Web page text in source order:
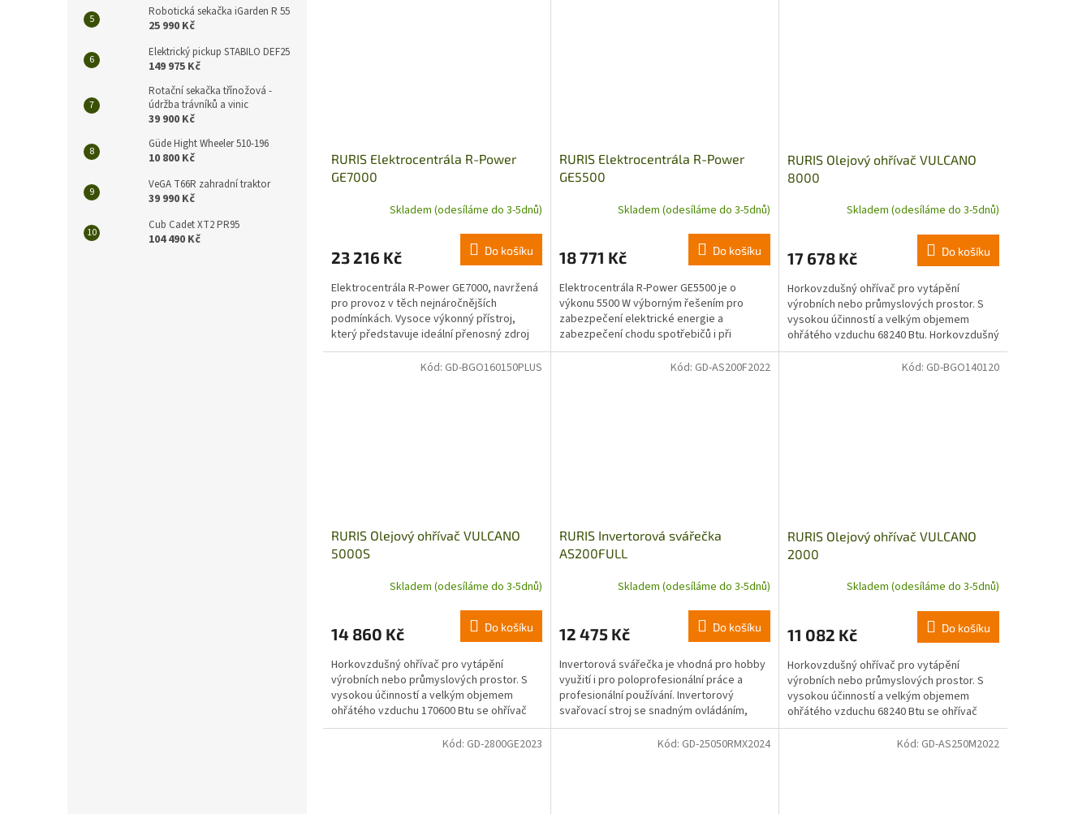
Robotická sekačka iGarden R 55
25 990 Kč
Elektrický pickup STABILO DEF25
149 975 Kč
Rotační sekačka třínožová -
údržba trávníků a vinic
39 900 Kč
Güde Hight Wheeler 510-196
10 800 Kč
VeGA T66R zahradní traktor
39 990 Kč
Cub Cadet XT2 PR95
104 490 Kč
RURIS Elektrocentrála R-Power
GE7000
Skladem (odesíláme do 3-5dnů)
23 216 Kč Do košíku
Elektrocentrála R-Power GE7000, navržená
pro provoz v těch nejnáročnějších
podmínkách. Vysoce výkonný přístroj,
který představuje ideální přenosný zdroj
energie pro profesionály.
RURIS Elektrocentrála R-Power
GE5500
Skladem (odesíláme do 3-5dnů)
18 771 Kč Do košíku
Elektrocentrála R-Power GE5500 je o
výkonu 5500 W výborným řešením pro
zabezpečení elektrické energie a
zabezpečení chodu spotřebičů i při
kalamitách nebo náhodném přerušení...
RURIS Olejový ohřívač VULCANO
8000
Skladem (odesíláme do 3-5dnů)
17 678 Kč Do košíku
Horkovzdušný ohřívač pro vytápění
výrobních nebo průmyslových prostor. S
vysokou účinností a velkým objemem
ohřátého vzduchu 68240 Btu. Horkovzdušný
ohřívač se snadno přenáší a...
RURIS Olejový ohřívač VULCANO
5000S
Skladem (odesíláme do 3-5dnů)
14 860 Kč Do košíku
Horkovzdušný ohřívač pro vytápění
výrobních nebo průmyslových prostor. S
vysokou účinností a velkým objemem
ohřátého vzduchu 170600 Btu se ohřívač
vzduchu zařazuje do startovací...
Kód: GD-BGO160150PLUS
RURIS Invertorová svářečka
AS200FULL
Skladem (odesíláme do 3-5dnů)
12 475 Kč Do košíku
Invertorová svářečka je vhodná pro hobby
využití i pro poloprofesionální práce a
profesionální používání. Invertorový
svařovací stroj se snadným ovládáním,
dokáže provádět...
Kód: GD-AS200F2022
RURIS Olejový ohřívač VULCANO
2000
Skladem (odesíláme do 3-5dnů)
11 082 Kč Do košíku
Horkovzdušný ohřívač pro vytápění
výrobních nebo průmyslových prostor. S
vysokou účinností a velkým objemem
ohřátého vzduchu 68240 Btu se ohřívač
vzduchu zařazuje do startovací...
Kód: GD-BGO140120
Kód: GD-2800GE2023 Kód: GD-25050RMX2024 Kód: GD-AS250M2022